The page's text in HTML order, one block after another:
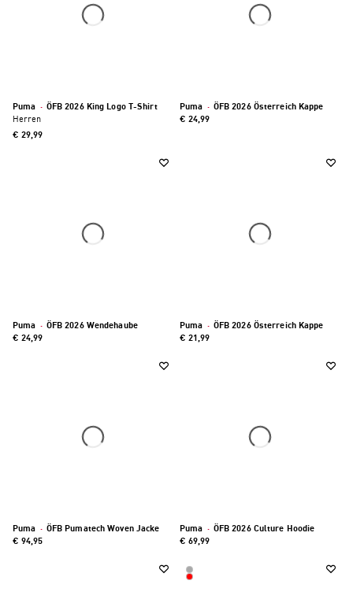
Puma · ÖFB 2026 King Logo T-Shirt
Herren
€ 29,99
Puma · ÖFB 2026 Österreich Kappe
€ 24,99
Puma · ÖFB 2026 Wendehaube
€ 24,99
Puma · ÖFB 2026 Österreich Kappe
€ 21,99
Puma · ÖFB Pumatech Woven Jacke
€ 94,95
Puma · ÖFB 2026 Culture Hoodie
€ 69,99